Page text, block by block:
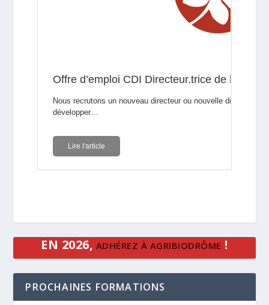
EN 2026, ADHÉREZ À AGRIBIODRÔME !
PROCHAINES FORMATIONS